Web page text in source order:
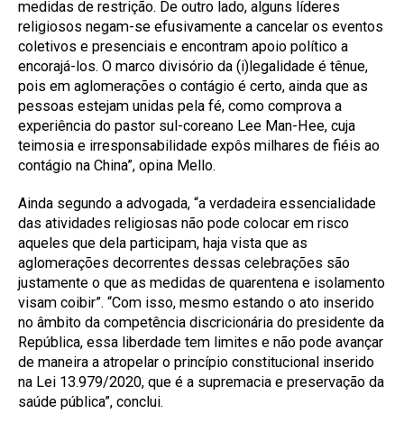
medidas de restrição. De outro lado, alguns líderes
religiosos negam-se efusivamente a cancelar os eventos
coletivos e presenciais e encontram apoio político a
encorajá-los. O marco divisório da (i)legalidade é tênue,
pois em aglomerações o contágio é certo, ainda que as
pessoas estejam unidas pela fé, como comprova a
experiência do pastor sul-coreano Lee Man-Hee, cuja
teimosia e irresponsabilidade expôs milhares de fiéis ao
contágio na China”, opina Mello.
Ainda segundo a advogada, “a verdadeira essencialidade
das atividades religiosas não pode colocar em risco
aqueles que dela participam, haja vista que as
aglomerações decorrentes dessas celebrações são
justamente o que as medidas de quarentena e isolamento
visam coibir”. “Com isso, mesmo estando o ato inserido
no âmbito da competência discricionária do presidente da
República, essa liberdade tem limites e não pode avançar
de maneira a atropelar o princípio constitucional inserido
na Lei 13.979/2020, que é a supremacia e preservação da
saúde pública”, conclui.